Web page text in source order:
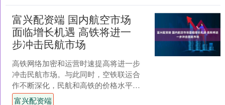
富兴配资端 国内航空市场
面临增长机遇 高铁将进一
步冲击民航市场
高铁网络加密和运营时速提高将进一步
冲击民航市场。与此同时，空铁联运合
作不断深化，民航和高铁的价格水平不
断拉近、服务水平不断接近，高铁与民
富兴配资端